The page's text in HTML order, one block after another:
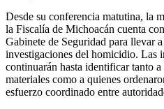
Desde su conferencia matutina, la
la Fiscalía de Michoacán cuenta
Gabinete de Seguridad para llevar
investigaciones del homicidio. Las
continuarán hasta identificar tanto a
materiales como a quienes
esfuerzo coordinado entre